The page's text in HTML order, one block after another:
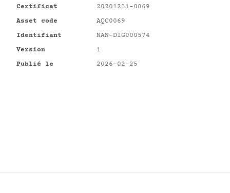
Certificat
20201231-0069
Asset code
AQC0069
Identifiant
NAN-DIG000574
Version
1
Publié le
2026-02-25